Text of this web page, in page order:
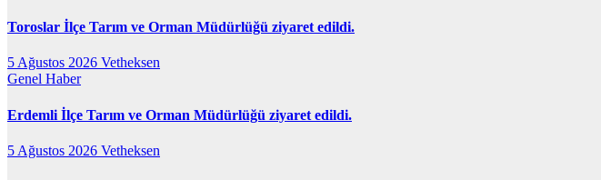
Toroslar İlçe Tarım ve Orman Müdürlüğü ziyaret edildi.
5 Ağustos 2026 Vetheksen
Genel Haber
Erdemli İlçe Tarım ve Orman Müdürlüğü ziyaret edildi.
5 Ağustos 2026 Vetheksen